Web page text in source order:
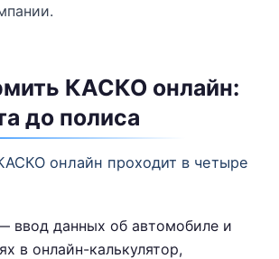
КАСКО онлайн:
до полиса
онлайн проходит в четыре
ввод данных об автомобиле и
в онлайн-калькулятор,